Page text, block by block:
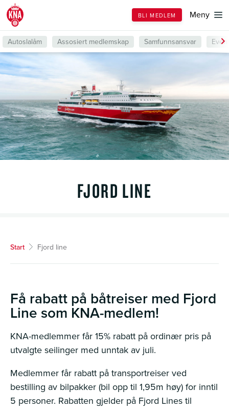
Till
forsiden
BLI MEDLEM Meny
Autoslalåm Assosiert medlemskap Samfunnsansvar
FJORD LINE
Start Fjord line
Få rabatt på båtreiser med Fjord
Line som KNA-medlem!
KNA-medlemmer får 15% rabatt på ordinær pris på
utvalgte seilinger med unntak av juli.
Medlemmer får rabatt på transportreiser ved
bestilling av bilpakker (bil opp til 1,95m høy) for inntil
5 personer. Rabatten gjelder på Fjord Lines til